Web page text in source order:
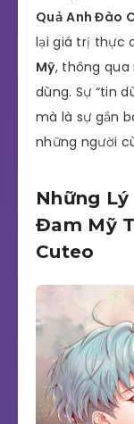
Quả Anh Đào
lại giá trị thực
Mỹ, thông qua
dùng. Sự “tin
mà là sự gắn
những người
Những Lý
Đam Mỹ
Cuteo